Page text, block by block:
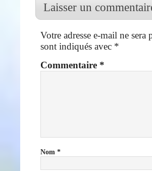
Laisser un
Votre adresse e-mail ne sera
sont indiqués avec *
Commentaire *
Nom *